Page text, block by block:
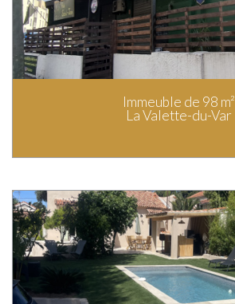
Immeuble de 98 m²
La Valette-du-Var